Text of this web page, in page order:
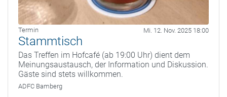
Termin Mi. 12. Nov. 2025 18:00
Stammtisch
Das Treffen im Hofcafé (ab 19:00 Uhr) dient dem
Meinungsaustausch, der Information und Diskussion.
Gäste sind stets willkommen.
ADFC Bamberg